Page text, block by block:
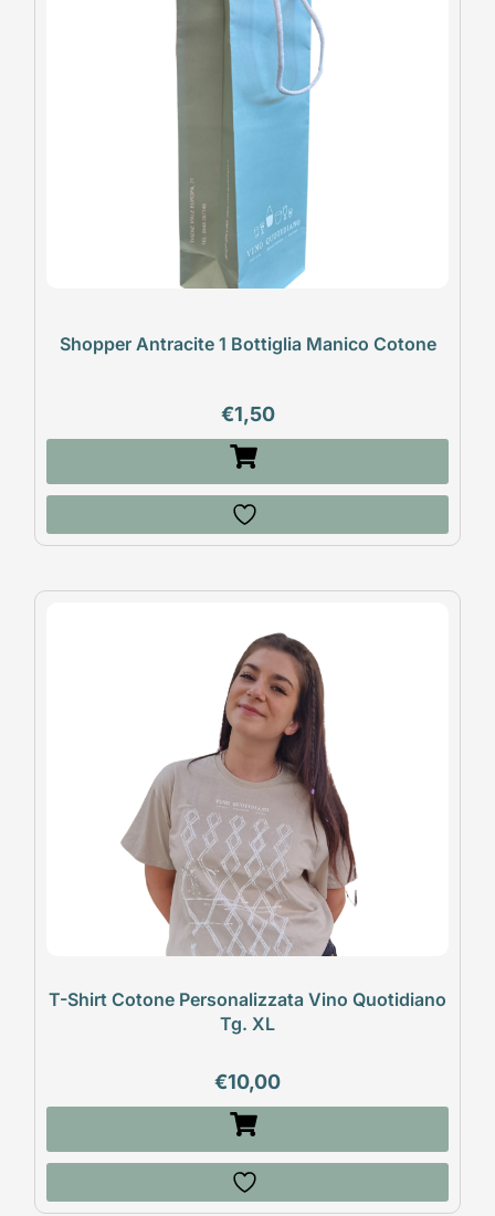
Shopper Antracite 1 Bottiglia Manico Cotone
€1,50
T-Shirt Cotone Personalizzata Vino Quotidiano
Tg. XL
€10,00